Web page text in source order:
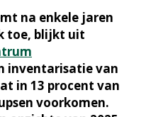
na enkele jaren
toe, blijkt uit
inventarisatie van
in 13 procent van
voorkomen.